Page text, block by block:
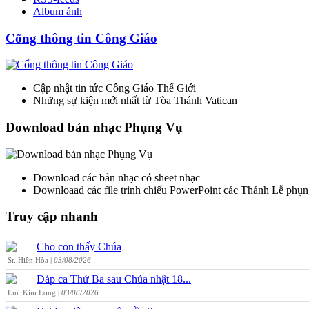
Album ảnh
Cổng thông tin Công Giáo
Cập nhật tin tức Công Giáo Thế Giới
Những sự kiện mới nhất từ Tòa Thánh Vatican
Download bản nhạc Phụng Vụ
Download các bản nhạc có sheet nhạc
Downloaad các file trình chiếu PowerPoint các Thánh Lễ
Truy cập nhanh
Cho con thấy Chúa
Sr. Hiền Hòa | 03/08/2026
Đáp ca Thứ Ba sau Chúa nhật 18...
Lm. Kim Long | 03/08/2026